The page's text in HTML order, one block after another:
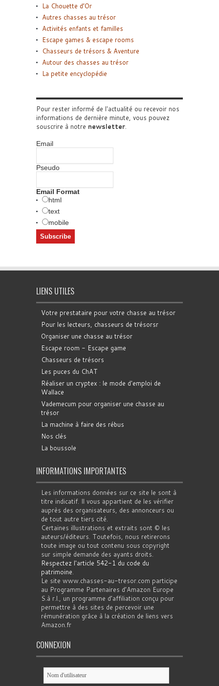
La Chouette d’Or
Autres chasses au trésor
Activités enfants et familles
Escape games & escape rooms
Chasseurs de trésors & Aventure
Autour des chasses au trésor
La petite encyclopédie
Pour rester informé de l'actualité ou recevoir nos
informations de dernière minute, vous pouvez
souscrire à notre newsletter.
Email
Pseudo
Email Format
html
text
mobile
LIENS UTILES
Votre prestataire pour votre chasse au trésor
Pour les lecteurs, chasseurs de trésorsr
Organiser une chasse au trésor
Escape room - Escape game
Chasseurs de trésors
Les puces du ChAT
Réaliser un cryptex : le mode d'emploi de
Wallace
Vademecum pour organiser une chasse au
trésor
La machine à faire des rébus
Nos clés
La boussole
INFORMATIONS IMPORTANTES
Les informations données sur ce site le sont à
titre indicatif. Il vous appartient de les vérifier
auprès des organisateurs, des annonceurs ou
de tout autre tiers cité.
Certaines illustrations et extraits sont © les
auteurs/éditeurs. Toutefois, nous retirerons
toute image ou tout contenu sous copyright
sur simple demande des ayants droits.
Respectez l'article 542-1 du code du
patrimoine.
Le site www.chasses-au-tresor.com participe
au Programme Partenaires d’Amazon Europe
S.à r.l., un programme d’affiliation conçu pour
permettre à des sites de percevoir une
rémunération grâce à la création de liens vers
Amazon.fr
CONNEXION